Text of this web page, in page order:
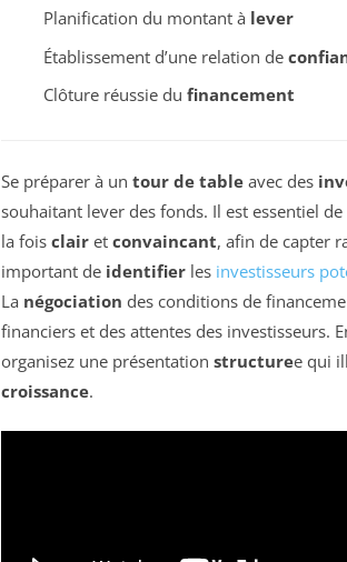
Planification du montant à lever
Établissement d’une relation de
Clôture réussie du financement
Se préparer à un tour de table avec des
souhaitant lever des fonds. Il est essentiel
la fois clair et convaincant, afin de capter
important de identifier les investisseurs
La négociation des conditions de
financiers et des attentes des investisseurs.
organisez une présentation structuree qui
croissance.